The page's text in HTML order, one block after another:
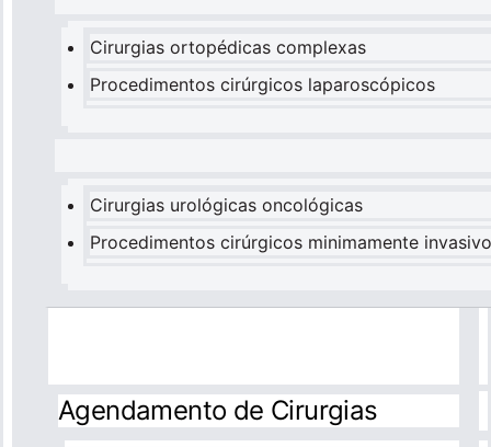
Cirurgias ortopédicas complexas
Procedimentos cirúrgicos laparoscópicos
Cirurgias urológicas oncológicas
Procedimentos cirúrgicos minimamente
Agendamento de Cirurgias